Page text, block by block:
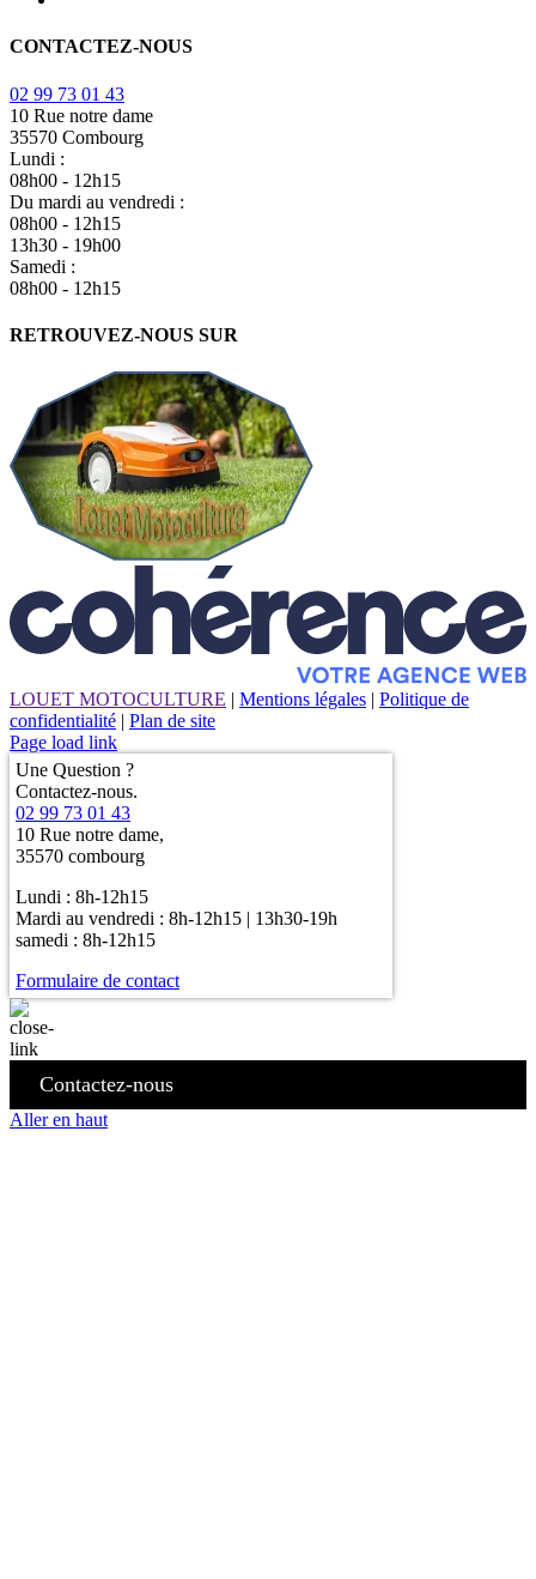
CONTACTEZ-NOUS
02 99 73 01 43
10 Rue notre dame
35570 Combourg
Lundi :
08h00 - 12h15
Du mardi au vendredi :
08h00 - 12h15
13h30 - 19h00
Samedi :
08h00 - 12h15
RETROUVEZ-NOUS SUR
LOUET MOTOCULTURE | Mentions légales | Politique de
confidentialité | Plan de site
Page load link
Une Question ?
Contactez-nous.
02 99 73 01 43
10 Rue notre dame,
35570 combourg
Lundi : 8h-12h15
Mardi au vendredi : 8h-12h15 | 13h30-19h
samedi : 8h-12h15
Formulaire de contact
Contactez-nous
Aller en haut